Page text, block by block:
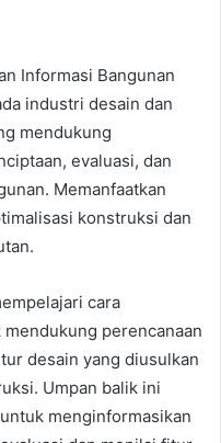
Informasi Bangunan
industri desain dan
mendukung
evaluasi, dan
Memanfaatkan
konstruksi dan
cara
perencanaan
desain yang diusulkan
Umpan balik ini
menginformasikan